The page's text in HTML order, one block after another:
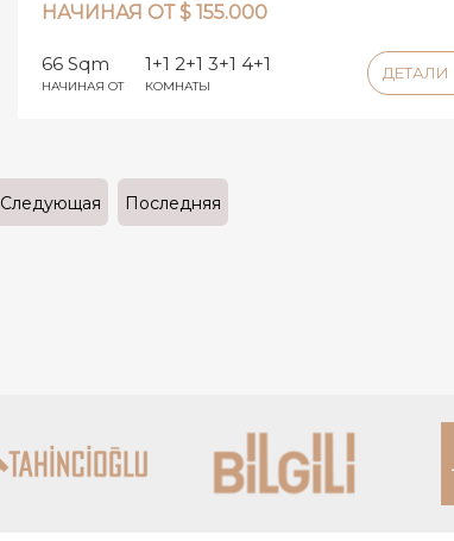
НАЧИНАЯ ОТ $ 155.000
66 Sqm
НАЧИНАЯ ОТ
1+1 2+1 3+1 4+1
КОМНАТЫ
ДЕТАЛИ
Следующая Последняя